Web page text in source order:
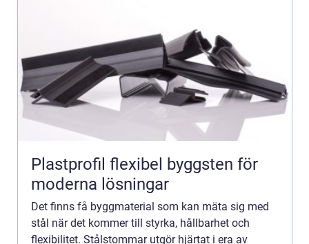
Plastprofil flexibel byggsten för
moderna lösningar
Det finns få byggmaterial som kan mäta sig med
stål när det kommer till styrka, hållbarhet och
flexibilitet. Stålstommar utgör hjärtat i era av